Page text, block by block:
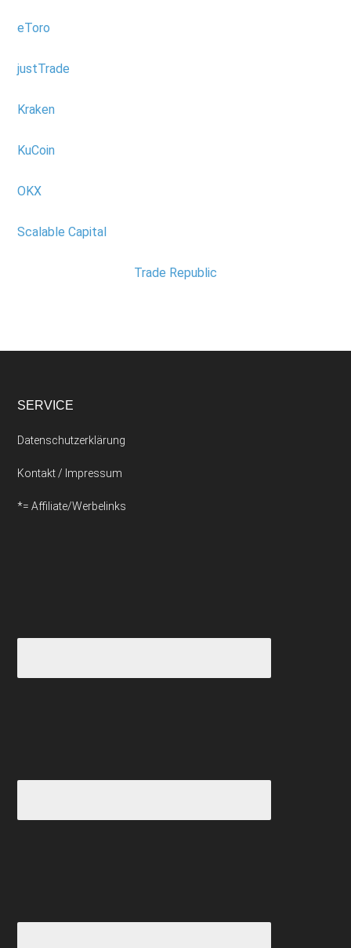
eToro
justTrade
Kraken
KuCoin
OKX
Scalable Capital
Trade Republic
SERVICE
Datenschutzerklärung
Kontakt / Impressum
*= Affiliate/Werbelinks